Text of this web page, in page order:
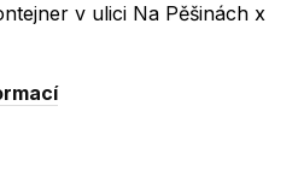
v ulici Na Pěšinách x